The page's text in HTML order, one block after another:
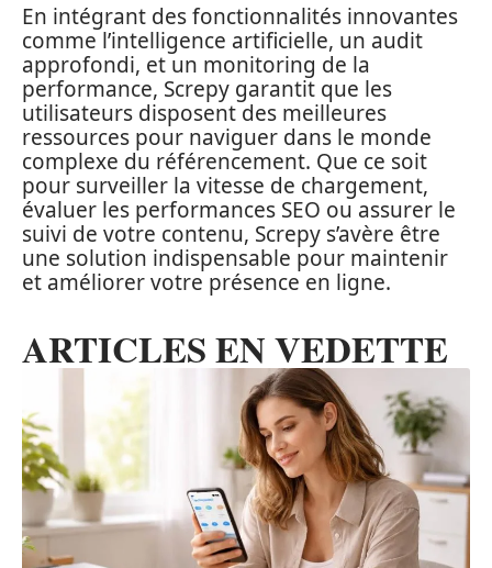
En intégrant des fonctionnalités innovantes
comme l’intelligence artificielle, un audit
approfondi, et un monitoring de la
performance, Screpy garantit que les
utilisateurs disposent des meilleures
ressources pour naviguer dans le monde
complexe du référencement. Que ce soit
pour surveiller la vitesse de chargement,
évaluer les performances SEO ou assurer le
suivi de votre contenu, Screpy s’avère être
une solution indispensable pour maintenir
et améliorer votre présence en ligne.
ARTICLES EN VEDETTE